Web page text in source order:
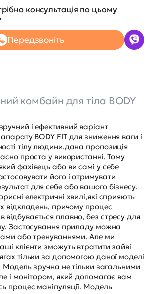
консультація по цьому
Передзвоніть
комбайн для тіла BODY
і ефективний варіант
апарату BODY FIT для зниження ваги і
тілу людини.дана пропозиція
проста у використанні. Тому
фахівець або ви самі у себе
його і отримувати
для себе або вашого бізнесу.
електричні хвилі,які сприяють
відкладень, причому процес
плавно, без стресу для
Застосування приладу можна
або тренуваннями. Але ми
клієнти зможуть втратити зайві
тільки за допомогою даної моделі
Модель зручна не тільки загальними
і монітором, який допомагає вам
процес маніпуляції. Модель